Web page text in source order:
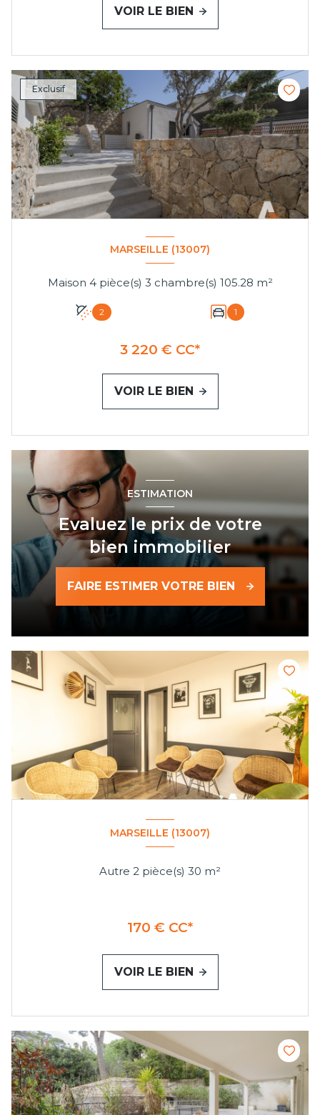
VOIR LE BIEN
Exclusif
MARSEILLE (13007)
Maison 4 pièce(s) 3 chambre(s) 105.28 m²
2 1
3 220 € CC*
VOIR LE BIEN
ESTIMATION
Evaluez le prix de votre
bien immobilier
FAIRE ESTIMER VOTRE BIEN
MARSEILLE (13007)
Autre 2 pièce(s) 30 m²
170 € CC*
VOIR LE BIEN